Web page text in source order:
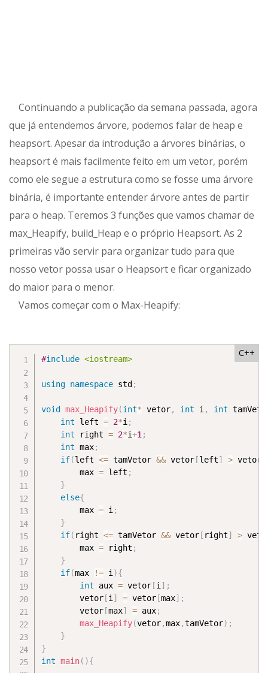
Continuando a publicação da semana passada, agora
que já entendemos árvore, podemos falar de heap e
heapsort. Apesar da introdução a árvores binárias, o
heapsort é mais facilmente feito em um vetor, porém
como ele segue a estrutura como se fosse uma árvore
binária, é importante entender árvore antes de partir
para o heap. Teremos 3 funções que vamos chamar de
max_Heapify, build_Heap e o próprio Heapsort. As 2
primeiras vão servir para organizar tudo para que
nosso vetor possa usar o Heapsort e ficar organizado
do maior para o menor.
Vamos começar com o Max-Heapify:
C++
#include <iostream>
using namespace std ;
void max_Heapify(int* vetor, int i , int
int left = 2*i ;
int right = 2*i+1 ;
int max;
if(left <= tamVetor && vetor [left] > vetor
		max
= left ;
}
else{
		max
= i ;
}
if( right <= tamVetor && vetor [ right] >
		max
= right ;
}
if(max != i ){
int aux = vetor [i ] ;
		vetor
[i ] = vetor [max] ;
		vetor
[max] = aux;
max_Heapify(vetor,max,tamVetor) ;
}
}
int main( ){